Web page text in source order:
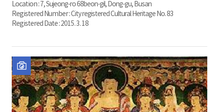
Location : 7, Sujeong-ro 68beon-gil, Dong-gu, Busan
Registered Number :City registered Cultural Heritage No. 83
Registered Date :2015. 3. 18